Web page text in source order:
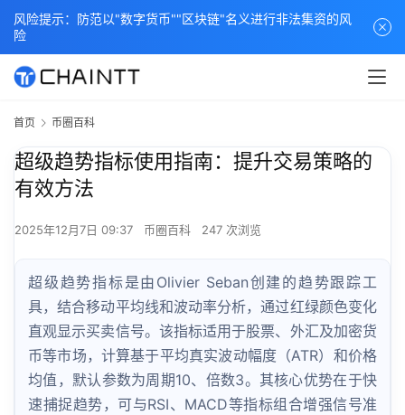
首页 币圈百科
超级趋势指标使用指南：提升交易策略的
有效方法
2025年12月7日 09:37 币圈百科 247 次浏览
超级趋势指标是由Olivier Seban创建的趋势跟踪工
具，结合移动平均线和波动率分析，通过红绿颜色变化
直观显示买卖信号。该指标适用于股票、外汇及加密货
币等市场，计算基于平均真实波动幅度（ATR）和价格
均值，默认参数为周期10、倍数3。其核心优势在于快
速捕捉趋势，可与RSI、MACD等指标组合增强信号准
风险提示：防范以"数字货币""区块链"名义进行非法集资的风
险